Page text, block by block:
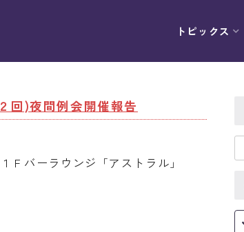
トピックス
回)夜間例会開催報告
Ｆバーラウンジ「アストラル」